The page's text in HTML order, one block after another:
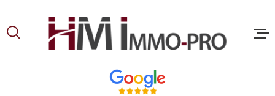
lamenu
contenu